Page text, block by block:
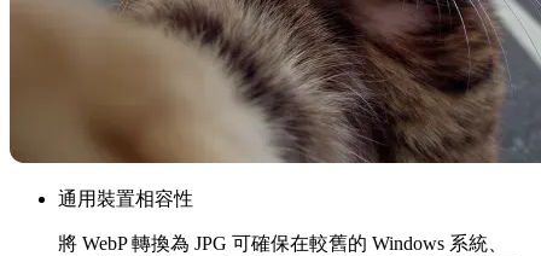
通用裝置相容性
將 WebP 轉換為 JPG 可確保在較舊的 Windows 系統、